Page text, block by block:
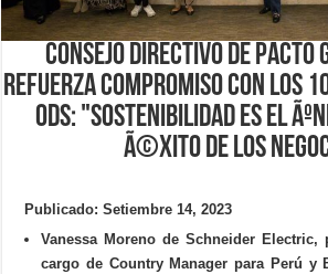
Consejo Directivo de Pacto
refuerza compromiso con los
ODS: "Sostenibilidad es el
Ã©xito de los
Publicado: Setiembre 14, 2023
Vanessa Moreno de Schneider
cargo de Country Manager para Perú y